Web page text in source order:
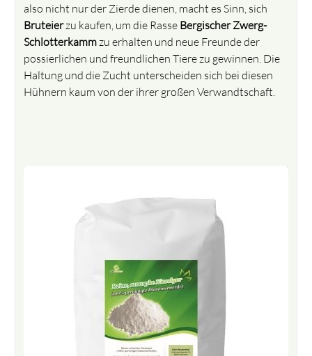
also nicht nur der Zierde dienen, macht es Sinn, sich
Bruteierzu kaufen, um die Rasse Bergischer Zwerg-
Schlotterkammzu erhalten und neue Freunde der
possierlichen und freundlichen Tiere zu gewinnen. Die
Haltung und die Zucht unterscheiden sich bei diesen
Hühnern kaum von der ihrer großen Verwandtschaft.